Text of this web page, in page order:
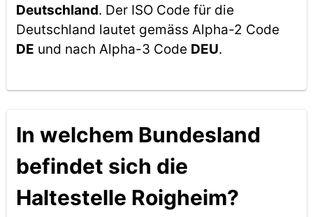
Deutschland. Der ISO Code für die
Deutschland lautet gemäss Alpha-2 Code
DE und nach Alpha-3 Code DEU.
In welchem Bundesland
befindet sich die
Haltestelle Roigheim?